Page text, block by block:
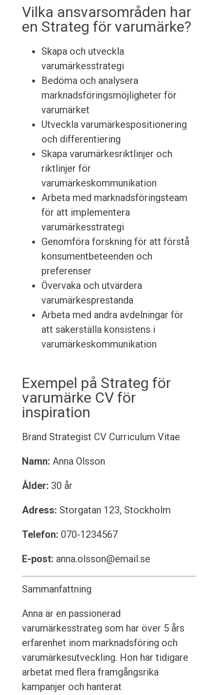
Vilka ansvarsområden har
en Strateg för varumärke?
Skapa och utveckla
varumärkesstrategi
Bedöma och analysera
marknadsföringsmöjligheter för
varumärket
Utveckla varumärkespositionering
och differentiering
Skapa varumärkesriktlinjer och
riktlinjer för
varumärkeskommunikation
Arbeta med marknadsföringsteam
för att implementera
varumärkesstrategi
Genomföra forskning för att förstå
konsumentbeteenden och
preferenser
Övervaka och utvärdera
varumärkesprestanda
Arbeta med andra avdelningar för
att säkerställa konsistens i
varumärkeskommunikation
Exempel på Strateg för
varumärke CV för
inspiration
Brand Strategist CV Curriculum Vitae
Namn: Anna Olsson
Ålder: 30 år
Adress: Storgatan 123, Stockholm
Telefon: 070-1234567
E-post: anna.olsson@email.se
Sammanfattning
Anna är en passionerad
varumärkesstrateg som har över 5 års
erfarenhet inom marknadsföring och
varumärkesutveckling. Hon har tidigare
arbetat med flera framgångsrika
kampanjer och hanterat